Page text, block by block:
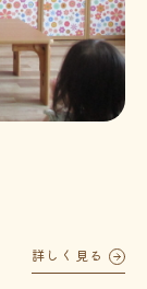
詳しく見る